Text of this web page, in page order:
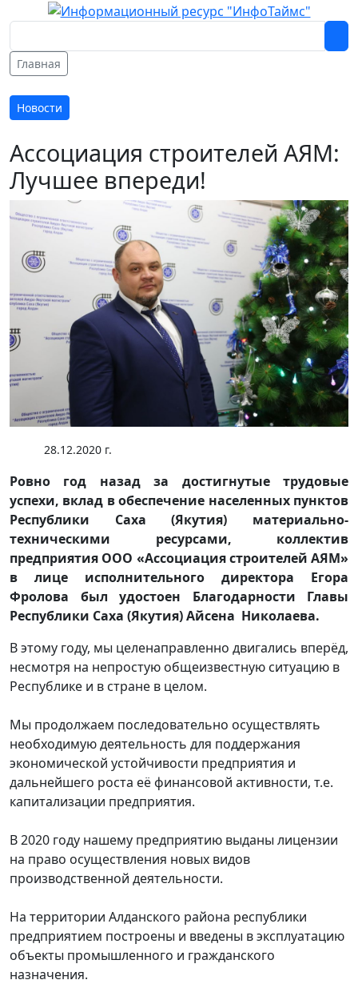
Главная
Новости
Ассоциация строителей АЯМ:
Лучшее впереди!
28.12.2020 г.
Ровно год назад за достигнутые трудовые
успехи, вклад в обеспечение населенных пунктов
Республики Саха (Якутия) материально-
техническими ресурсами, коллектив
предприятия ООО «Ассоциация строителей АЯМ»
в лице исполнительного директора Егора
Фролова был удостоен Благодарности Главы
Республики Саха (Якутия) Айсена Николаева.
В этому году, мы целенаправленно двигались вперёд,
несмотря на непростую общеизвестную ситуацию в
Республике и в стране в целом.
Мы продолжаем последовательно осуществлять
необходимую деятельность для поддержания
экономической устойчивости предприятия и
дальнейшего роста её финансовой активности, т.е.
капитализации предприятия.
В 2020 году нашему предприятию выданы лицензии
на право осуществления новых видов
производственной деятельности.
На территории Алданского района республики
предприятием построены и введены в эксплуатацию
объекты промышленного и гражданского
назначения.